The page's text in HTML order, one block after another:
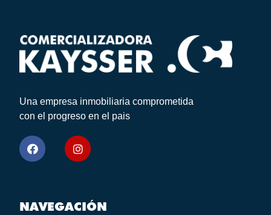
Una empresa inmobiliaria comprometida
con el progreso en el pais
NAVEGACIÓN